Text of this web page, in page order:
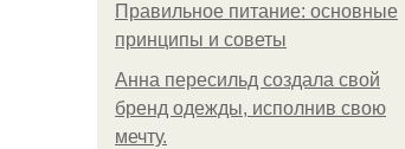
Правильное питание: основные
принципы и советы
Анна пересильд создала свой
бренд одежды, исполнив свою
мечту.